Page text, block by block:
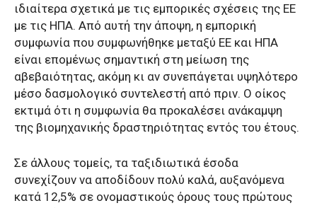
ιδιαίτερα σχετικά με τις εμπορικές σχέσεις της ΕΕ
με τις ΗΠΑ. Από αυτή την άποψη, η εμπορική
συμφωνία που συμφωνήθηκε μεταξύ ΕΕ και ΗΠΑ
είναι επομένως σημαντική στη μείωση της
αβεβαιότητας, ακόμη κι αν συνεπάγεται υψηλότερο
μέσο δασμολογικό συντελεστή από πριν. Ο οίκος
εκτιμά ότι η συμφωνία θα προκαλέσει ανάκαμψη
της βιομηχανικής δραστηριότητας εντός του έτους.
Σε άλλους τομείς, τα ταξιδιωτικά έσοδα
συνεχίζουν να αποδίδουν πολύ καλά, αυξανόμενα
κατά 12,5% σε ονομαστικούς όρους τους πρώτους